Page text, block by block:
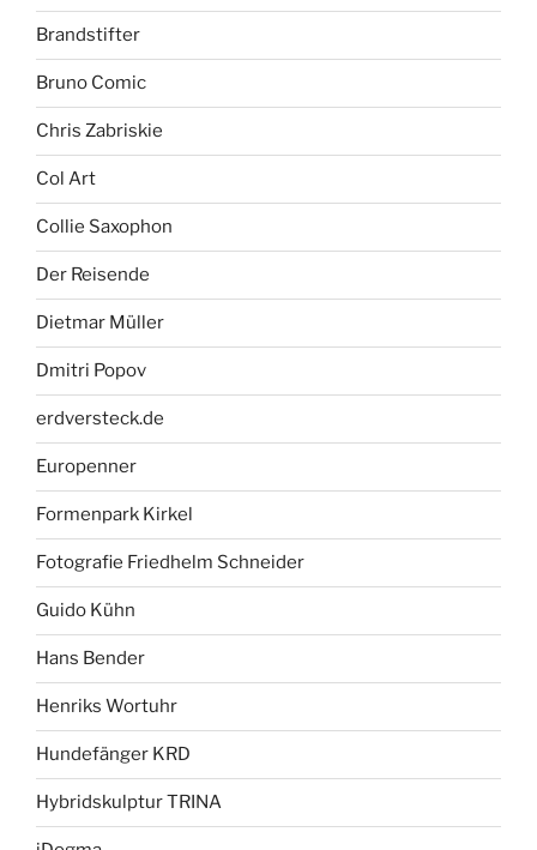
Brandstifter
Bruno Comic
Chris Zabriskie
Col Art
Collie Saxophon
Der Reisende
Dietmar Müller
Dmitri Popov
erdversteck.de
Europenner
Formenpark Kirkel
Fotografie Friedhelm Schneider
Guido Kühn
Hans Bender
Henriks Wortuhr
Hundefänger KRD
Hybridskulptur TRINA